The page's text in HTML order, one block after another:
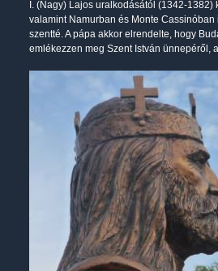
I. (Nagy) Lajos uralkodásától (1342-
valamint Namurban és Monte
szentté. A pápa akkor elrendelte, hogy
emlékezzen meg Szent István ünnepéről,